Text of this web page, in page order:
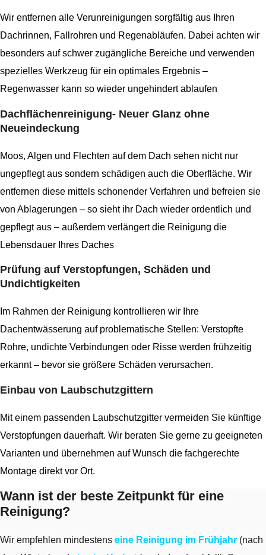
Wir entfernen alle Verunreinigungen sorgfältig aus Ihren
Dachrinnen, Fallrohren und Regenabläufen. Dabei achten wir
besonders auf schwer zugängliche Bereiche und verwenden
spezielles Werkzeug für ein optimales Ergebnis –
Regenwasser kann so wieder ungehindert ablaufen
Dachflächenreinigung- Neuer Glanz ohne
Neueindeckung
Moos, Algen und Flechten auf dem Dach sehen nicht nur
ungepflegt aus sondern schädigen auch die Oberfläche. Wir
entfernen diese mittels schonender Verfahren und befreien sie
von Ablagerungen – so sieht ihr Dach wieder ordentlich und
gepflegt aus – außerdem verlängert die Reinigung die
Lebensdauer Ihres Daches
Prüfung auf Verstopfungen, Schäden und
Undichtigkeiten
Im Rahmen der Reinigung kontrollieren wir Ihre
Dachentwässerung auf problematische Stellen: Verstopfte
Rohre, undichte Verbindungen oder Risse werden frühzeitig
erkannt – bevor sie größere Schäden verursachen.
Einbau von Laubschutzgittern
Mit einem passenden Laubschutzgitter vermeiden Sie künftige
Verstopfungen dauerhaft. Wir beraten Sie gerne zu geeigneten
Varianten und übernehmen auf Wunsch die fachgerechte
Montage direkt vor Ort.
Wann ist der beste Zeitpunkt für eine
Reinigung?
Wir empfehlen mindestens eine Reinigung im Frühjahr (nach